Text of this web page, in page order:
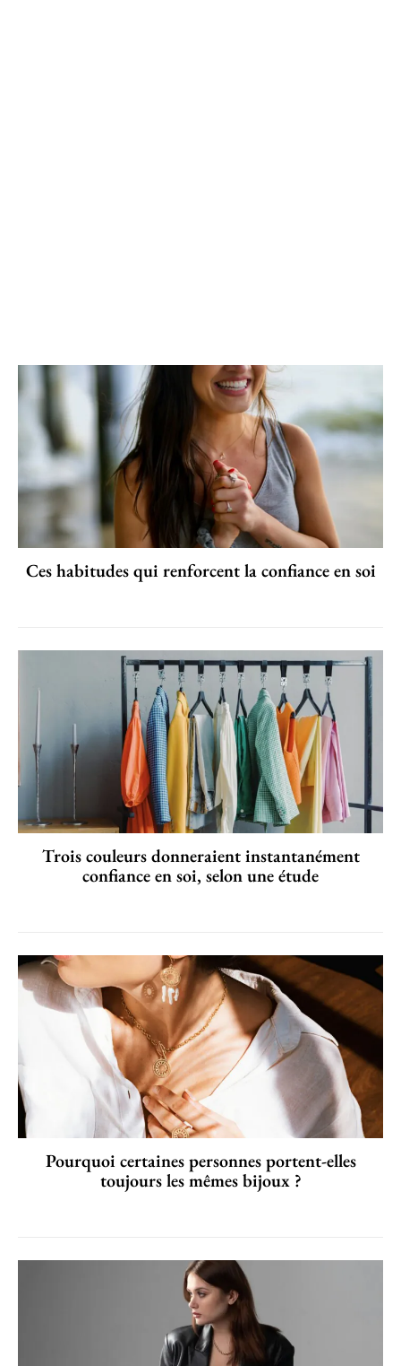
Ces habitudes qui renforcent la confiance en soi
Trois couleurs donneraient instantanément
confiance en soi, selon une étude
Pourquoi certaines personnes portent-elles
toujours les mêmes bijoux ?